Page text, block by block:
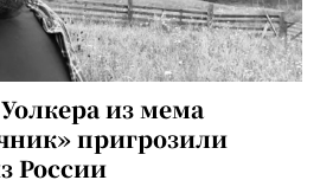
из мема
пригрозили
России